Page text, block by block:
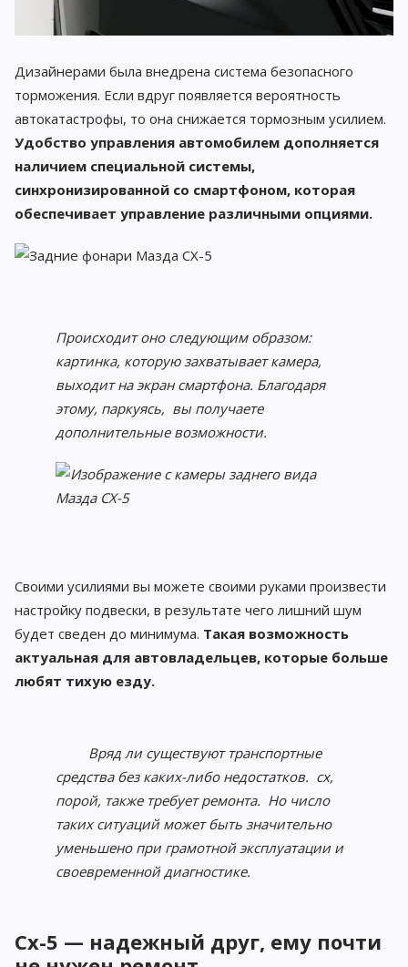
Дизайнерами была внедрена система безопасного
торможения. Если вдруг появляется вероятность
автокатастрофы, то она снижается тормозным усилием.
Удобство управления автомобилем дополняется
наличием специальной системы,
синхронизированной со смартфоном, которая
обеспечивает управление различными опциями.
Происходит оно следующим образом:
картинка, которую захватывает камера,
выходит на экран смартфона. Благодаря
этому, паркуясь, вы получаете
дополнительные возможности.
Своими усилиями вы можете своими руками произвести
настройку подвески, в результате чего лишний шум
будет сведен до минимума. Такая возможность
актуальная для автовладельцев, которые больше
любят тихую езду.
Вряд ли существуют транспортные
средства без каких-либо недостатков. cx,
порой, также требует ремонта. Но число
таких ситуаций может быть значительно
уменьшено при грамотной эксплуатации и
своевременной диагностике.
Cx-5 — надежный друг, ему почти